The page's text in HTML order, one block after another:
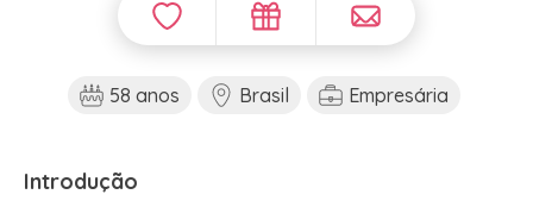
58 anos Brasil Empresária
Introdução